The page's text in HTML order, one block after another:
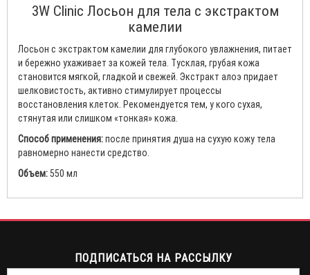
3W Clinic Лосьон для тела с экстрактом
камелии
Лосьон с экстрактом камелии для глубокого увлажнения, питает
и бережно ухаживает за кожей тела. Тусклая, грубая кожа
становится мягкой, гладкой и свежей. Экстракт алоэ придает
шелковистость, активно стимулирует процессы
восстановления клеток. Рекомендуется тем, у кого сухая,
стянутая или слишком «тонкая» кожа.
Способ применения:после принятия душа на сухую кожу тела
равномерно нанести средство.
Объем:550 мл
ПОДПИСАТЬСЯ НА РАССЫЛКУ